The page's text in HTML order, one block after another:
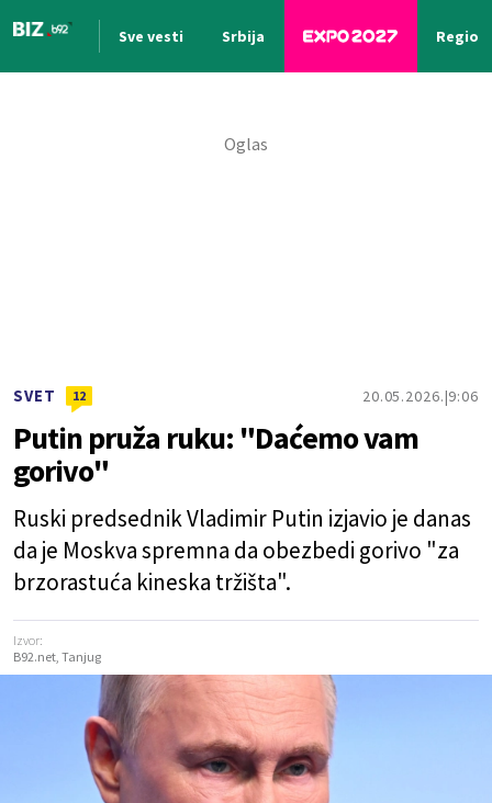
Sve vesti Srbija Region
SVET 12 20.05.2026. 9:06
Putin pruža ruku: "Daćemo vam
gorivo"
Ruski predsednik Vladimir Putin izjavio je danas
da je Moskva spremna da obezbedi gorivo "za
brzorastuća kineska tržišta".
Izvor:
B92.net, Tanjug